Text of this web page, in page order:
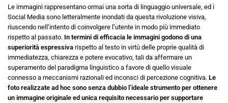
Le immagini rappresentano ormai una sorta di linguaggio universale, ed i
Social Media sono letteralmente inondati da questa rivoluzione visiva,
riuscendo nell’intento di coinvolgere l’utente in modo più immediato
rispetto al passato. In termini di efficacia le immagini godono di una
superiorità espressiva rispetto al testo in virtù delle proprie qualità di
immediatezza, chiarezza e potere evocativo, tali da affermare un
superamento del paradigma linguistico a favore di quello visuale
connesso a meccanismi razionali ed inconsci di percezione cognitiva. Le
foto realizzate ad hoc sono senza dubbio l’ideale strumento per ottenere
un immagine originale ed unica requisito necessario per supportare